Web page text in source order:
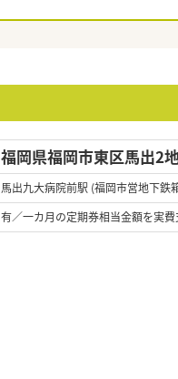
福岡県福岡市東区馬出2
馬出九大病院前駅 (福岡市営地下鉄
有／一カ月の定期券相当金額を実